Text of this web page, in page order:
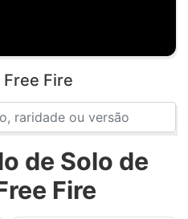
Fire
de Solo de
Fire